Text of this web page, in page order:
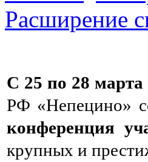
Расширение
С 25 по 28 марта
РФ «Непецино»
конференция
крупных и